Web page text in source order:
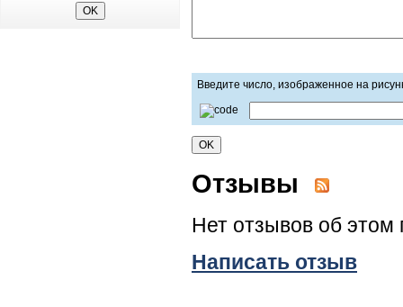
Введите число, изображенное на
Отзывы
Нет отзывов об этом
Написать отзыв